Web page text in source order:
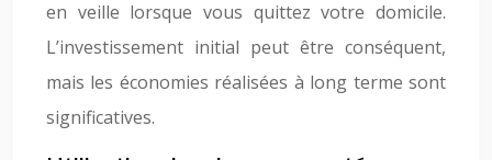
en veille lorsque vous quittez votre domicile.
L’investissement initial peut être conséquent,
mais les économies réalisées à long terme sont
significatives.